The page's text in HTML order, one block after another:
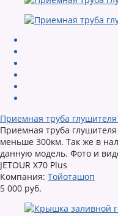
Приемная труба глушителя
Приемная труба
меньше 300км. Так же в
данную модель. Фото и
JETOUR X70 Plus
Компания: Тойоташоп
5 000 руб.